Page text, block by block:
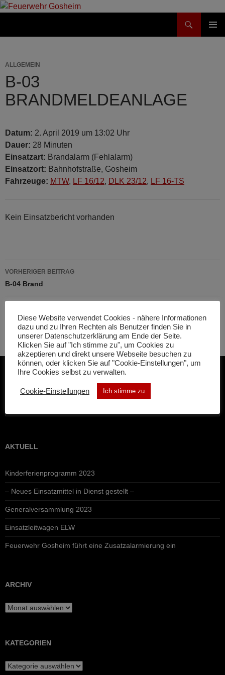
ALLGEMEIN
B-03
BRANDMELDEANLAGE
Datum: 2. April 2019 um 13:02 Uhr
Dauer: 28 Minuten
Einsatzart: Brandalarm (Fehlalarm)
Einsatzort: Bahnhofstraße, Gosheim
Fahrzeuge: MTW, LF 16/12, DLK 23/12, LF 16-TS
Kein Einsatzbericht vorhanden
Beitragsnavigation
VORHERIGER BEITRAG
B-04 Brand
B-03 Brandmeldeanlage
SUCHE
nach:
AKTUELL
Kinderferienprogramm 2023
– Neues Einsatzmittel in Dienst gestellt –
Generalversammlung 2023
Einsatzleitwagen ELW
Feuerwehr Gosheim führt eine Zusatzalarmierung ein
ARCHIV
Archiv
KATEGORIEN
Kategorien
Diese Website verwendet Cookies - nähere Informationen
dazu und zu Ihren Rechten als Benutzer finden Sie in
unserer Datenschutzerklärung am Ende der Seite.
Klicken Sie auf "Ich stimme zu", um Cookies zu
akzeptieren und direkt unsere Webseite besuchen zu
können, oder klicken Sie auf "Cookie-Einstellungen", um
Ihre Cookies selbst zu verwalten.
Cookie-Einstellungen Ich stimme zu